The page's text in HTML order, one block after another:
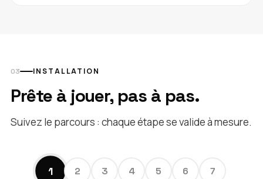
INSTALLATION
Prête à jouer, pas à pas.
Suivez le parcours : chaque étape se valide à mesure.
1 2 3 4 5 6 7